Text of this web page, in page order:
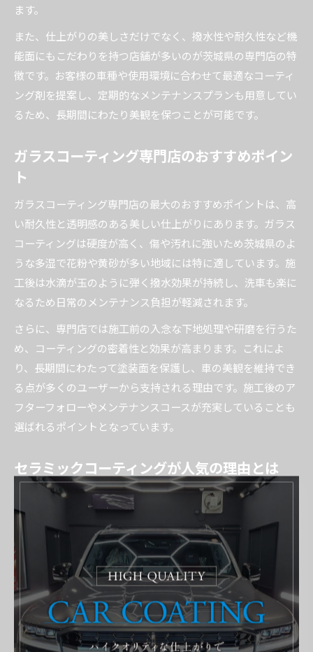
ます。
また、仕上がりの美しさだけでなく、撥水性や耐久性など機
能面にもこだわりを持つ店舗が多いのが茨城県の専門店の特
徴です。お客様の車種や使用環境に合わせて最適なコーティ
ング剤を提案し、定期的なメンテナンスプランも用意してい
るため、長期間にわたり美観を保つことが可能です。
ガラスコーティング専門店のおすすめポイン
ト
ガラスコーティング専門店の最大のおすすめポイントは、高
い耐久性と透明感のある美しい仕上がりにあります。ガラス
コーティングは硬度が高く、傷や汚れに強いため茨城県のよ
うな多湿で花粉や黄砂が多い地域には特に適しています。施
工後は水滴が玉のように弾く撥水効果が持続し、洗車も楽に
なるため日常のメンテナンス負担が軽減されます。
さらに、専門店では施工前の入念な下地処理や研磨を行うた
め、コーティングの密着性と効果が高まります。これによ
り、長期間にわたって塗装面を保護し、車の美観を維持でき
る点が多くのユーザーから支持される理由です。施工後のア
フターフォローやメンテナンスコースが充実していることも
選ばれるポイントとなっています。
セラミックコーティングが人気の理由とは
セラミックコーティングが茨城県で人気を集めている理由
は、その高い耐久性と防汚性能にあります。ガラスコーティ
ングよりも硬度が高く、紫外線や酸性雨、花粉などの外的ダ
メージに強いことから、過酷な環境でも長期間にわたり車の
塗装を守ります。特に黄砂や雨が多い地域では、セラミック
コーティングの効果が顕著に現れます。
また、セラミックコーティングは汚れが付きにくく、洗車の
頻度や手間を大幅に減らせるため、忙しい方や手入れが苦手